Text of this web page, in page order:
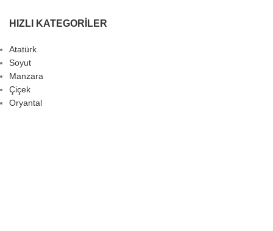
HIZLI KATEGORILER
Atatürk
Soyut
Manzara
Çiçek
Oryantal